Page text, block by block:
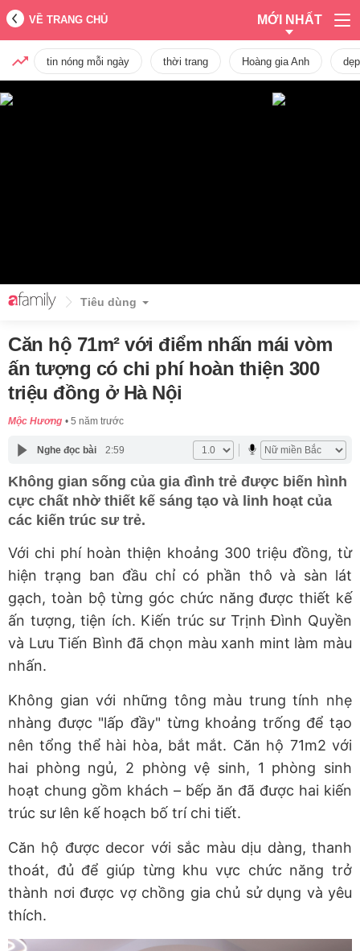
VỀ TRANG CHỦ MỚI NHẤT
tin nóng mỗi ngày thời trang Hoàng gia Anh dẹp
Tiêu dùng
Căn hộ 71m² với điểm nhấn mái vòm
ấn tượng có chi phí hoàn thiện 300
triệu đồng ở Hà Nội
Mộc Hương 5 năm trước
Nghe đọc bài 2:59
Không gian sống của gia đình trẻ được biến hình
cực chất nhờ thiết kế sáng tạo và linh hoạt của
các kiến trúc sư trẻ.
Với chi phí hoàn thiện khoảng 300 triệu đồng, từ
hiện trạng ban đầu chỉ có phần thô và sàn lát
gạch, toàn bộ từng góc chức năng được thiết kế
ấn tượng, tiện ích. Kiến trúc sư Trịnh Đình Quyền
và Lưu Tiến Bình đã chọn màu xanh mint làm màu
nhấn.
Không gian với những tông màu trung tính nhẹ
nhàng được "lấp đầy" từng khoảng trống để tạo
nên tổng thể hài hòa, bắt mắt. Căn hộ 71m2 với
hai phòng ngủ, 2 phòng vệ sinh, 1 phòng sinh
hoạt chung gồm khách – bếp ăn đã được hai kiến
trúc sư lên kế hoạch bố trí chi tiết.
Căn hộ được decor với sắc màu dịu dàng, thanh
thoát, đủ để giúp từng khu vực chức năng trở
thành nơi được vợ chồng gia chủ sử dụng và yêu
thích.